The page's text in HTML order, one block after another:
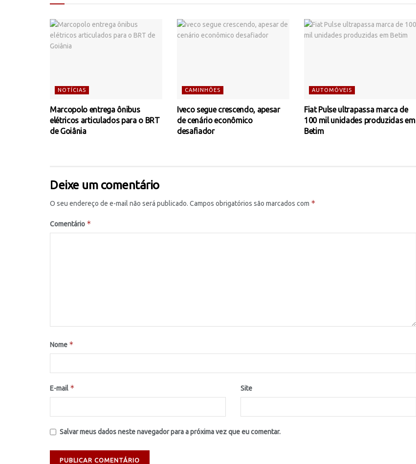
NOTÍCIAS
Marcopolo entrega ônibus
elétricos articulados para o BRT
de Goiânia
CAMINHÕES
Iveco segue crescendo, apesar
de cenário econômico
desafiador
AUTOMÓVEIS
Fiat Pulse ultrapassa marca de
100 mil unidades produzidas em
Betim
Deixe um comentário
O seu endereço de e-mail não será publicado. Campos obrigatórios são marcados com *
Comentário *
Nome *
E-mail * Site
Salvar meus dados neste navegador para a próxima vez que eu comentar.